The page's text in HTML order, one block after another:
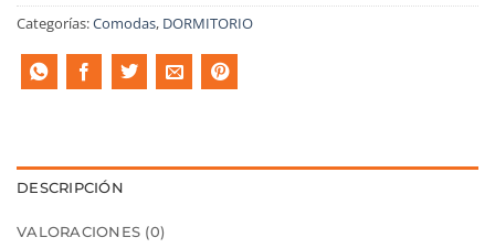
Categorías:Comodas, DORMITORIO
DESCRIPCIÓN
VALORACIONES (0)